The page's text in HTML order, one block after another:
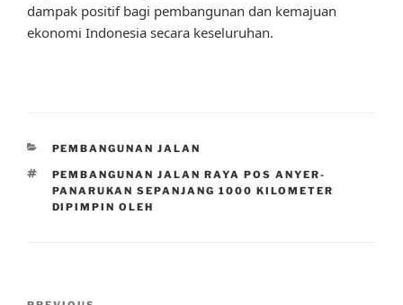
dampak positif bagi pembangunan dan kemajuan
ekonomi Indonesia secara keseluruhan.
CATEGORIES
PEMBANGUNAN JALAN
TAGS
PEMBANGUNAN JALAN RAYA POS ANYER-
PANARUKAN SEPANJANG 1000 KILOMETER
DIPIMPIN OLEH